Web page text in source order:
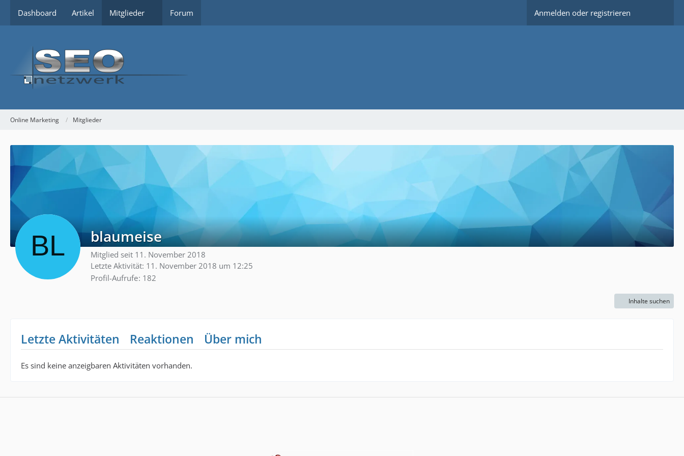
Dashboard Artikel Mitglieder Forum Anmelden oder registrieren
Online Marketing Mitglieder
blaumeise
Mitglied seit 11. November 2018
Letzte Aktivität: 11. November 2018 um 12:25
Profil-Aufrufe 182
Inhalte suchen
Letzte Aktivitäten Reaktionen Über mich
Es sind keine anzeigbaren Aktivitäten vorhanden.